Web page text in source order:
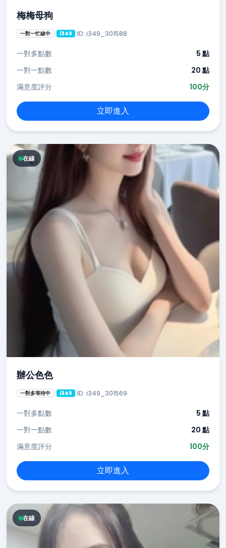
梅梅母狗
一對一忙線中 i349 ID: i349_301588
一對多點數
5 點
一對一點數
20 點
滿意度評分
100分
立即進入
在線
辦公色色
一對多等待中 i349 ID: i349_301569
一對多點數
5 點
一對一點數
20 點
滿意度評分
100分
立即進入
在線